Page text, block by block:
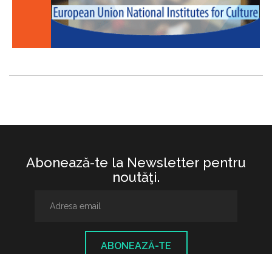
Abonează-te la Newsletter pentru
noutăţi.
ABONEAZĂ-TE